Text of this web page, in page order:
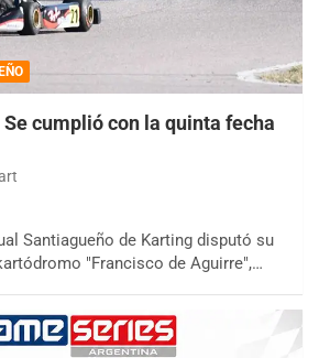
Se cumplió con la quinta fecha
Santiagueño de Karting disputó su
"Francisco de Aguirre",…